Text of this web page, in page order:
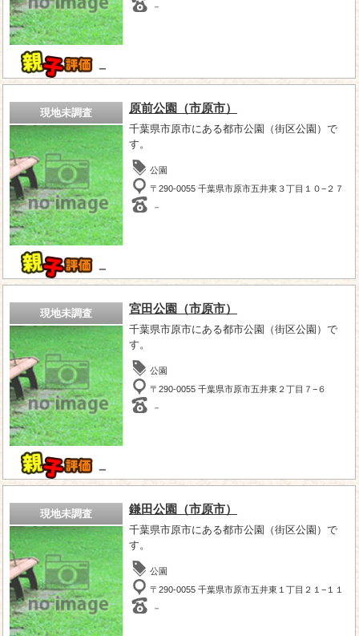
－
－
現地未調査
－
原前公園（市原市）
千葉県市原市にある都市公園（街区公園）で
す。
公園
〒290-0055 千葉県市原市五井東３丁目１０−２７
－
現地未調査
－
宮田公園（市原市）
千葉県市原市にある都市公園（街区公園）で
す。
公園
〒290-0055 千葉県市原市五井東２丁目７−６
－
現地未調査 鎌田公園（市原市）
千葉県市原市にある都市公園（街区公園）で
す。
公園
〒290-0055 千葉県市原市五井東１丁目２１−１１
－